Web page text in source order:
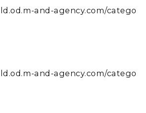
and-agency.com/catego
and-agency.com/catego